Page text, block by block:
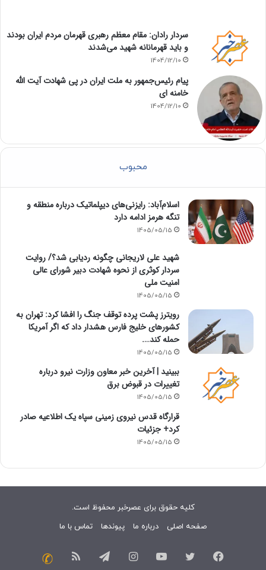
سردار رادان: مقام معظم رهبری قهرمان مردم ایران بودند
و باید قهرمانانه شهید می‌شدند
1404/12/10
پیام رئیس‌جمهور به ملت ایران در پی شهادت آیت الله
خامنه ای
1404/12/10
محبوب
اسلام‌آباد: رایزنی‌های دیپلماتیک درباره منطقه و
تنگه هرمز ادامه دارد
1405/05/15
شهید علی لاریجانی چگونه ردیابی شد؟/ روایت
سردار کوثری از نحوه شهادت دبیر شورای عالی
امنیت ملی
1405/05/15
رویترز پشت پرده توقف جنگ را افشا کرد: تهران به
کشورهای خلیج فارس هشدار داد که اگر آمریکا
حمله کند….
1405/05/15
ببینید | آخرین خبر معاون وزارت نیرو درباره
تغییرات در قبوض برق
1405/05/15
قرارگاه قدس نیروی زمینی سپاه یک اطلاعیه صادر
کرد+ جزئیات
1405/05/15
کلیه حقوق برای عصرخبر محفوظ است.
صفحه اصلی
درباره ما پیوندها تماس با ما
فیسبوک توییتر یوتیوب اینستاگرامتلگرام خوراک